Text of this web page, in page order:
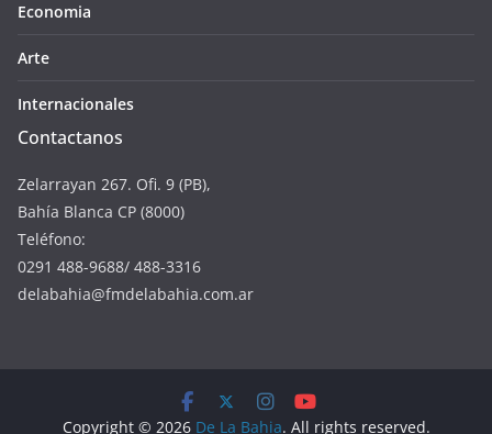
Economia
Arte
Internacionales
Contactanos
Zelarrayan 267. Ofi. 9 (PB),
Bahía Blanca CP (8000)
Teléfono:
0291 488-9688/ 488-3316
delabahia@fmdelabahia.com.ar
Copyright © 2026 De La Bahia. All rights reserved.